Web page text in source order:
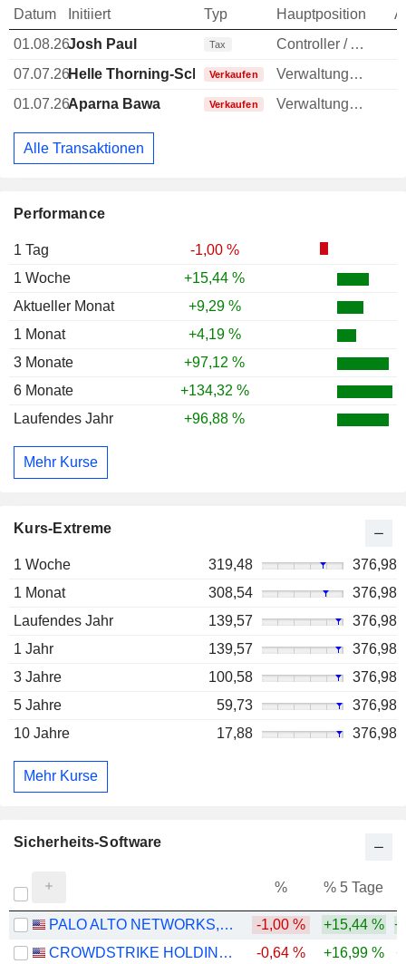
Performance
1 Tag
-1,00 %
1 Woche
+15,44 %
Aktueller Monat
+9,29 %
1 Monat
+4,19 %
3 Monate
+97,12 %
6 Monate
+134,32 %
Laufendes Jahr
+96,88 %
Mehr Kurse
Kurs-Extreme
1 Woche 319,48
376,98
1 Monat
308,54
376,98
Laufendes Jahr
139,57
376,98
1 Jahr
139,57
376,98
3 Jahre
100,58
376,98
5 Jahre
59,73
376,98
10 Jahre
17,88 376,98
Mehr Kurse
Datum Initiiert Typ Hauptposition
01.08.26Josh Paul Tax Controller / Auditor
07.07.26Helle Thorning-SchmidtVerkaufen
Verwaltungsratsmitglied
01.07.26Aparna Bawa Verkaufen Verwaltungsratsmitglied
Alle Transaktionen
Sicherheits-Software
% % 5 Tage
PALO ALTO NETWORKS, INC. -1,00 % +15,44 %
CROWDSTRIKE HOLDINGS, INC.
-0,64 % +16,99 %